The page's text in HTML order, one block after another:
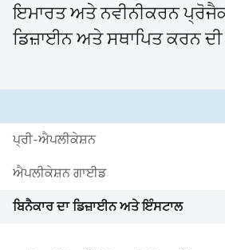
ਇਮਾਰਤ ਅਤੇ ਨਵੀਨੀਕਰਨ
ਡਿਜ਼ਾਈਨ ਅਤੇ ਸਥਾਪਿਤ ਕਰਨ
ਪ੍ਰੀ-ਐਪਲੀਕੇਸ਼ਨ
ਐਪਲੀਕੇਸ਼ਨ ਗਾਈਡ
ਬਿਨੈਕਾਰ ਦਾ ਡਿਜ਼ਾਈਨ ਅਤੇ ਇੰਸਟਾਲ